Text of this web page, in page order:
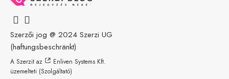
Szerzői jog @ 2024 Szerzi UG
(haftungsbeschränkt)
A Szerzit az
Enliven Systems Kft.
üzemelteti (Szolgáltató)